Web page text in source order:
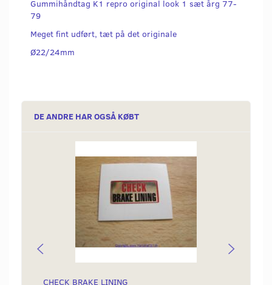
Gummihåndtag K1 repro original look 1 sæt årg 77-
79
Meget fint udført, tæt på det originale
Ø22/24mm
DE ANDRE HAR OGSÅ KØBT
CHECK BRAKE LINING